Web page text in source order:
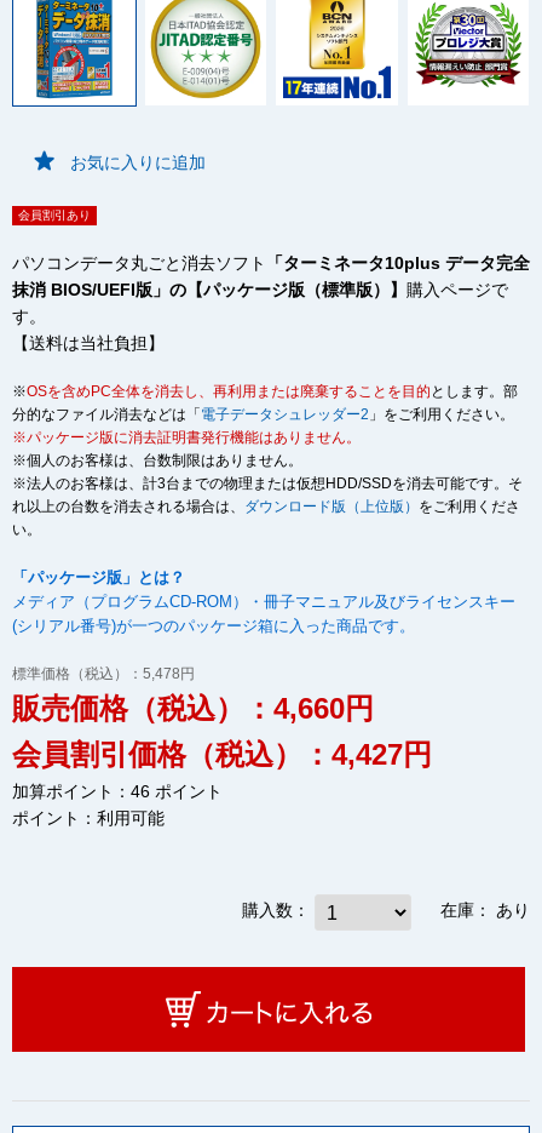
お気に入りに追加
会員割引あり
パソコンデータ丸ごと消去ソフト
「ターミネータ10plus データ完全
抹消 BIOS/UEFI版」の【パッケージ版（標準版）】 購入ページで
す。
【送料は当社負担】
※OSを含めPC全体を消去し、再利用または廃棄することを目的 とします。部
分的なファイル消去などは「電子データシュレッダー2 」をご利用ください。
※パッケージ版に消去証明書発行機能はありません。
※個人のお客様は、台数制限はありません。
※法人のお客様は、計3台までの物理または仮想HDD/SSDを消去可能です。そ
れ以上の台数を消去される場合は、 ダウンロード版（上位版） をご利用くださ
い。
「パッケージ版」とは？
メディア（プログラムCD-ROM）・冊子マニュアル及びライセンスキー
(シリアル番号)が一つのパッケージ箱に入った商品です。
標準価格（税込）：5,478円
販売価格（税込）：4,660円
会員割引価格（税込）：4,427円
加算ポイント：46 ポイント
ポイント： 利用可能
購入数： 在庫： あり